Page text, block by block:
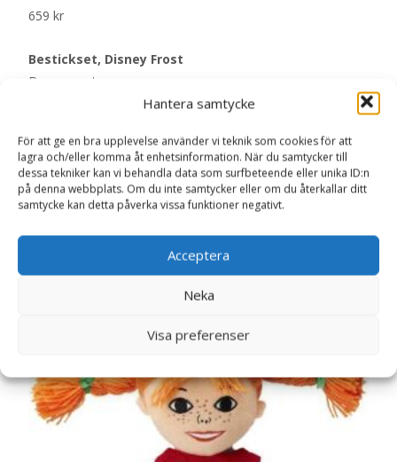
Hantera samtycke
För att ge en bra upplevelse använder vi teknik som cookies för att
lagra och/eller komma åt enhetsinformation. När du samtycker till
dessa tekniker kan vi behandla data som surfbeteende eller unika ID:n
på denna webbplats. Om du inte samtycker eller om du återkallar ditt
samtycke kan detta påverka vissa funktioner negativt.
Acceptera
Neka
Visa preferenser
659 kr
Bestickset, Disney Frost
Doppresenter
Läs mer här
Artikelnr:7466 Kategori: Doppresenter
Relaterade produkter